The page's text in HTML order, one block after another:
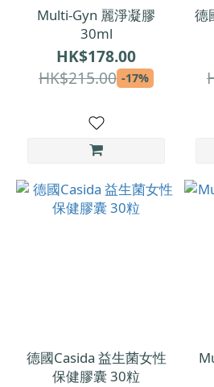
Multi-Gyn 麗淨凝膠
30ml
HK$178.00
HK$215.00 -17%
德
德國Casida 益生菌女性
保健膠囊 30粒